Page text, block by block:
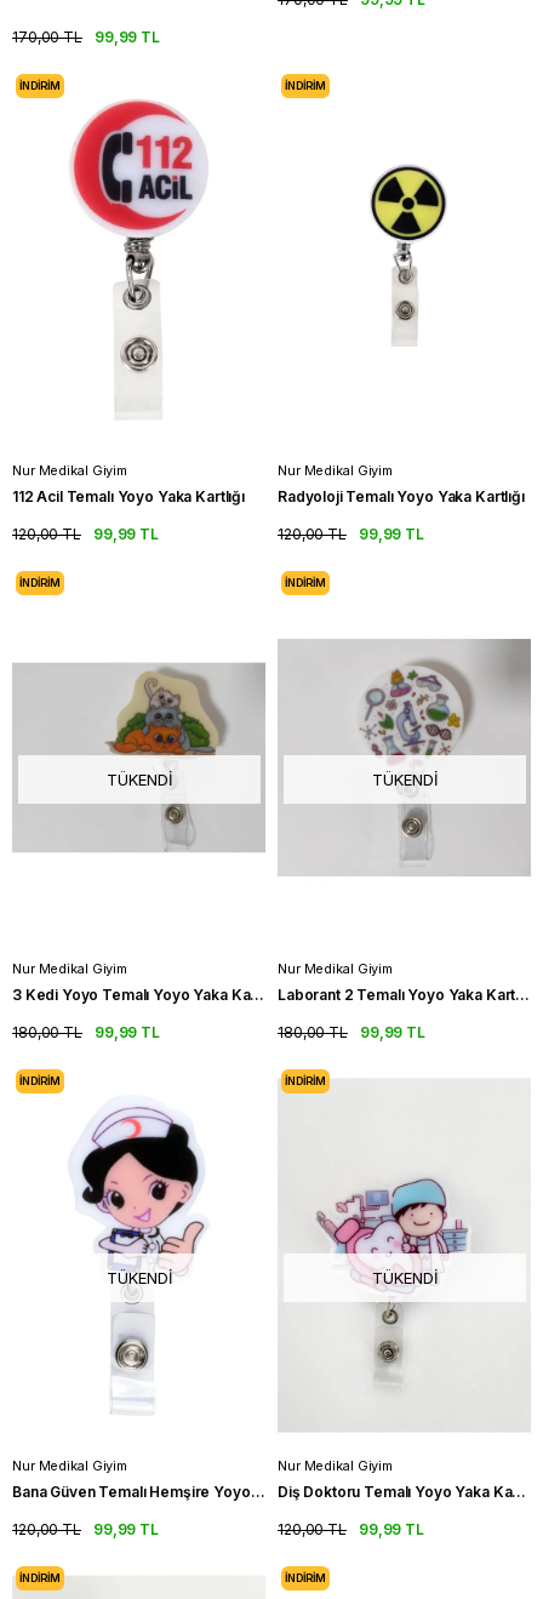
99,99 TL
170,00 TL
Nur Medikal Giyim
112 Acil Temalı Yoyo Yaka Kartlığı
99,99 TL
120,00 TL
İNDIRIM
Nur Medikal Giyim
Radyoloji Temalı Yoyo Yaka Kartlığı
99,99 TL
120,00 TL
İNDIRIM
TÜKENDI
Nur Medikal Giyim
3 Kedi Yoyo Temalı Yoyo Yaka Kartlığı AKS-KED-031
99,99 TL
180,00 TL
İNDIRIM
TÜKENDI
Nur Medikal Giyim
Laborant 2 Temalı Yoyo Yaka Kartlığı
99,99 TL
180,00 TL
İNDIRIM
TÜKENDI
Nur Medikal Giyim
Bana Güven Temalı Hemşire Yoyo Yaka Kartlığı
99,99 TL
120,00 TL
İNDIRIM
TÜKENDI
Nur Medikal Giyim
Diş Doktoru Temalı Yoyo Yaka Kartlığı
99,99 TL
120,00 TL
İNDIRIM
İNDIRIM İNDIRIM